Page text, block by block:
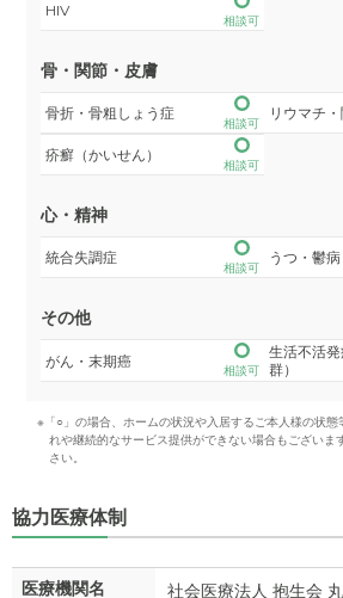
HIV
相談可
骨・関節・皮膚
骨折・骨粗しょう症
相談可
リウマチ
疥癬（かいせん）
相談可
心・精神
統合失調症
相談可
うつ・鬱病
その他
がん・末期癌
相談可
生活不活
群）
※「○」の場合、ホームの状況や入居するご本人様の状態
れや継続的なサービス提供ができない場合もございま
さい。
協力医療体制
医療機関名 社会医療法人 抱生会